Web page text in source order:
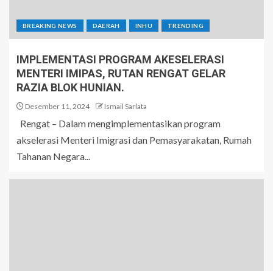
BREAKING NEWS DAERAH INHU TRENDING
IMPLEMENTASI PROGRAM AKESELERASI
MENTERI IMIPAS, RUTAN RENGAT GELAR
RAZIA BLOK HUNIAN.
Desember 11, 2024 Ismail Sarlata
Rengat – Dalam mengimplementasikan program
akselerasi Menteri Imigrasi dan Pemasyarakatan, Rumah
Tahanan Negara...